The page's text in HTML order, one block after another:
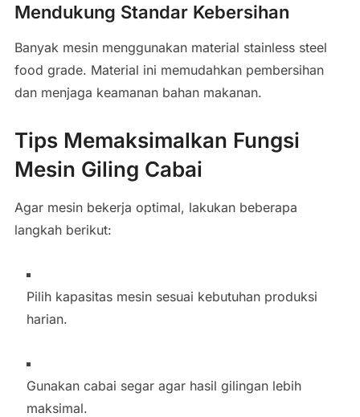
Mendukung Standar Kebersihan
Banyak mesin menggunakan material stainless steel
food grade. Material ini memudahkan pembersihan
dan menjaga keamanan bahan makanan.
Tips Memaksimalkan Fungsi
Mesin Giling Cabai
Agar mesin bekerja optimal, lakukan beberapa
langkah berikut:
Pilih kapasitas mesin sesuai kebutuhan produksi
harian.
Gunakan cabai segar agar hasil gilingan lebih
maksimal.